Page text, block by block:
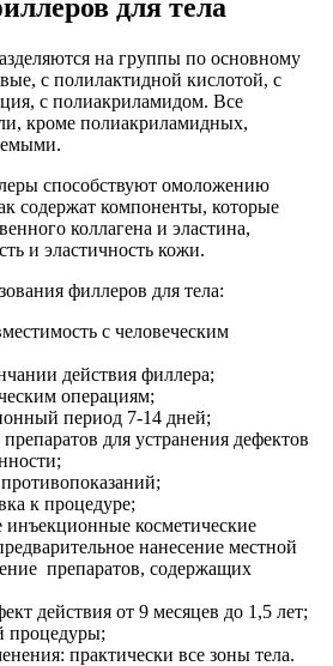
для тела
на группы по основному
с полилактидной кислотой, с
с полиакриламидом. Все
кроме полиакриламидных,
способствуют омоложению
содержат компоненты, которые
коллагена и эластина,
и эластичность кожи.
филлеров для тела:
с человеческим
действия филлера;
операциям;
период 7-14 дней;
для устранения дефектов
к процедуре;
инъекционные косметические
нанесение местной
препаратов, содержащих
действия от 9 месяцев до 1,5 лет;
процедуры;
практически все зоны тела.